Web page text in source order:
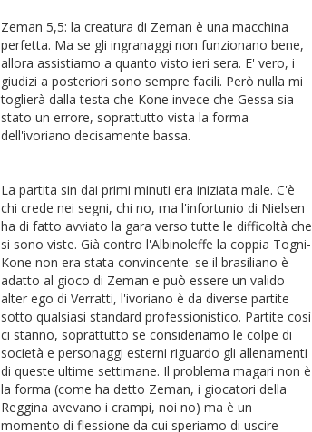
Zeman 5,5: la creatura di Zeman è una macchina
perfetta. Ma se gli ingranaggi non funzionano bene,
allora assistiamo a quanto visto ieri sera. E' vero, i
giudizi a posteriori sono sempre facili. Però nulla mi
toglierà dalla testa che Kone invece che Gessa sia
stato un errore, soprattutto vista la forma
dell'ivoriano decisamente bassa.
La partita sin dai primi minuti era iniziata male. C'è
chi crede nei segni, chi no, ma l'infortunio di Nielsen
ha di fatto avviato la gara verso tutte le difficoltà che
si sono viste. Già contro l'Albinoleffe la coppia Togni-
Kone non era stata convincente: se il brasiliano è
adatto al gioco di Zeman e può essere un valido
alter ego di Verratti, l'ivoriano è da diverse partite
sotto qualsiasi standard professionistico. Partite così
ci stanno, soprattutto se consideriamo le colpe di
società e personaggi esterni riguardo gli allenamenti
di queste ultime settimane. Il problema magari non è
la forma (come ha detto Zeman, i giocatori della
Reggina avevano i crampi, noi no) ma è un
momento di flessione da cui speriamo di uscire